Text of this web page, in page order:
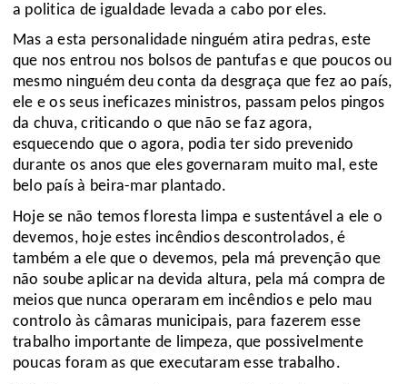
a politica de igualdade levada a cabo por eles.
Mas a esta personalidade ninguém atira pedras, este
que nos entrou nos bolsos de pantufas e que poucos ou
mesmo ninguém deu conta da desgraça que fez ao país,
ele e os seus ineficazes ministros, passam pelos pingos
da chuva, criticando o que não se faz agora,
esquecendo que o agora, podia ter sido prevenido
durante os anos que eles governaram muito mal, este
belo país à beira-mar plantado.
Hoje se não temos floresta limpa e sustentável a ele o
devemos, hoje estes incêndios descontrolados, é
também a ele que o devemos, pela má prevenção que
não soube aplicar na devida altura, pela má compra de
meios que nunca operaram em incêndios e pelo mau
controlo às câmaras municipais, para fazerem esse
trabalho importante de limpeza, que possivelmente
poucas foram as que executaram esse trabalho.